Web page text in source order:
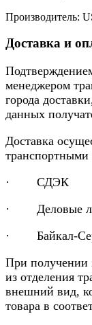
Производитель:
Доставка и
менеджером
города
данных
Доставка
· СДЭК
· Деловые
· Байкал-
При получении
из отделения
внешний вид,
товара в